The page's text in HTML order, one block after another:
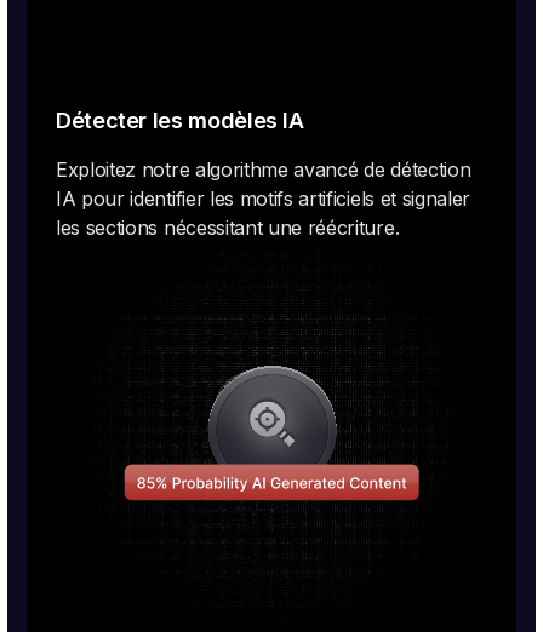
Détecter les modèles IA
Exploitez notre algorithme avancé de détection
IA pour identifier les motifs artificiels et signaler
les sections nécessitant une réécriture.